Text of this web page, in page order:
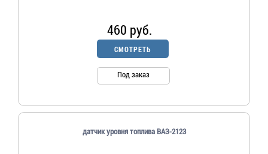
460 руб.
СМОТРЕТЬ
Под заказ
датчик уровня топлива ВАЗ-2123